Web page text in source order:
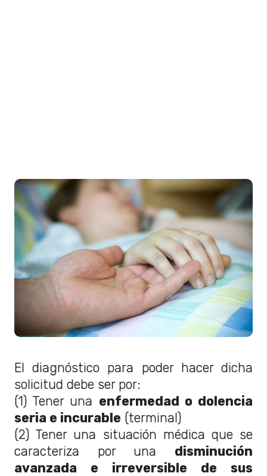
El diagnóstico para poder hacer dicha
solicitud debe ser por:
(1) Tener una enfermedad o dolencia
seria e incurable (terminal)
(2) Tener una situación médica que se
caracteriza por una disminución
avanzada e irreversible de sus